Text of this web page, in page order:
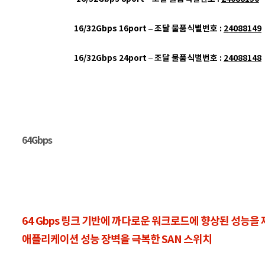
16/32Gbps 16port – 조달 물품식별번호 : 24088149
16/32Gbps 24port – 조달 물품식별번호 : 24088148
64Gbps
64 Gbps 링크 기반에 까다로운 워크로드에 향상된 성능을
애플리케이션 성능 장벽을 극복한 SAN 스위치